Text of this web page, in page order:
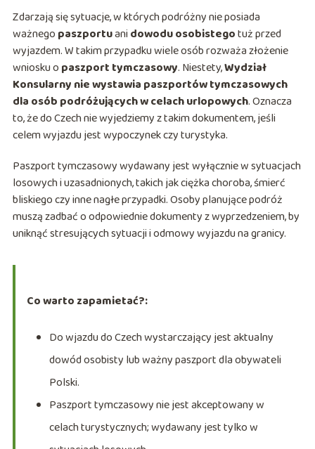
Zdarzają się sytuacje, w których podróżny nie posiada
ważnego paszportuani dowodu osobistegotuż przed
wyjazdem. W takim przypadku wiele osób rozważa złożenie
wniosku o paszport tymczasowy. Niestety,Wydział
Konsularny nie wystawia paszportów tymczasowych
dla osób podróżujących w celach urlopowych. Oznacza
to, że do Czech nie wyjedziemy z takim dokumentem, jeśli
celem wyjazdu jest wypoczynek czy turystyka.
Paszport tymczasowy wydawany jest wyłącznie w sytuacjach
losowych i uzasadnionych, takich jak ciężka choroba, śmierć
bliskiego czy inne nagłe przypadki. Osoby planujące podróż
muszą zadbać o odpowiednie dokumenty z wyprzedzeniem, by
uniknąć stresujących sytuacji i odmowy wyjazdu na granicy.
Co warto zapamietać?:
Do wjazdu do Czech wystarczający jest aktualny
dowód osobisty lub ważny paszport dla obywateli
Polski.
Paszport tymczasowy nie jest akceptowany w
celach turystycznych; wydawany jest tylko w